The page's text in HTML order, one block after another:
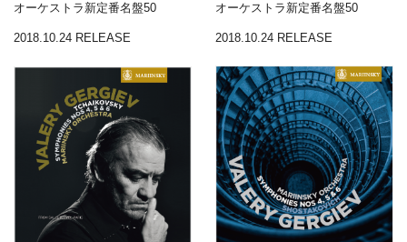
オーケストラ新定番名盤50
2018.10.24 RELEASE
オーケストラ新定番名盤50
2018.10.24 RELEASE